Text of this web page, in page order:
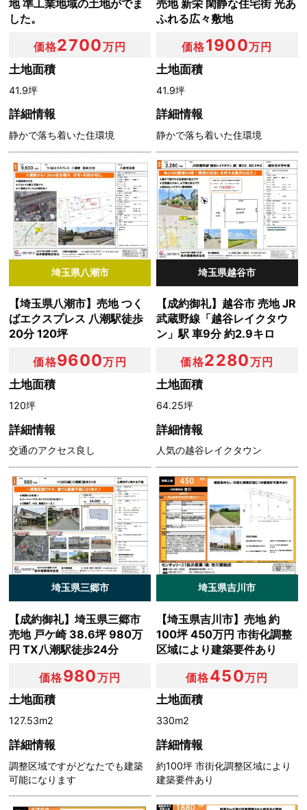
第９条（お問い合わせ窓口）
本ポリシーに関するお問い合わせは，下記の窓口までお願
いいたします。
住所：〒341-0003 埼玉県三郷市彦成1-1
電話：TEL．048-949-0112
地 準工業地域の土地がでま
した。
価格2700万円
土地面積
41.9坪
詳細情報
静かで落ち着いた住環境
売地 新栄 閑静な住宅街 光あ
ふれる広々敷地
価格1900万円
土地面積
41.9坪
詳細情報
静かで落ち着いた住環境
埼玉県八潮市
【埼玉県八潮市】売地 つく
ばエクスプレス 八潮駅徒歩
20分 120坪
価格9600万円
土地面積
120坪
詳細情報
交通のアクセス良し
埼玉県越谷市
【成約御礼】越谷市 売地 JR
武蔵野線「越谷レイクタウ
ン」駅 車9分 約2.9キロ
価格2280万円
土地面積
64.25坪
詳細情報
人気の越谷レイクタウン
埼玉県三郷市
【成約御礼】埼玉県三郷市
売地 戸ケ崎 38.6坪 980万
円 TX八潮駅徒歩24分
価格980万円
土地面積
127.53m2
詳細情報
調整区域ですがどなたでも建築
可能になります
埼玉県吉川市
【埼玉県吉川市】売地 約
100坪 450万円 市街化調整
区域により建築要件あり
価格450万円
土地面積
330m2
詳細情報
約100坪 市街化調整区域により
建築要件あり